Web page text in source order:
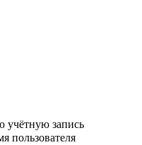
учётную запись
пользователя